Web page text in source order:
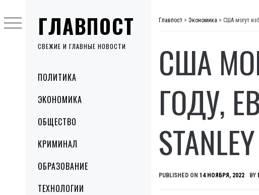
ГЛАВПОСТ
СВЕЖИЕ И ГЛАВНЫЕ НОВОСТИ
MenuПОЛИТИКА
ЭКОНОМИКА
ОБЩЕСТВО
КРИМИНАЛ
ОБРАЗОВАНИЕ
ТЕХНОЛОГИИ
to
content
Главпост > Экономика > США могут
США
ГОДУ,
STANLEY
PUBLISHED ON 14 НОЯБРЯ, 2022 BY